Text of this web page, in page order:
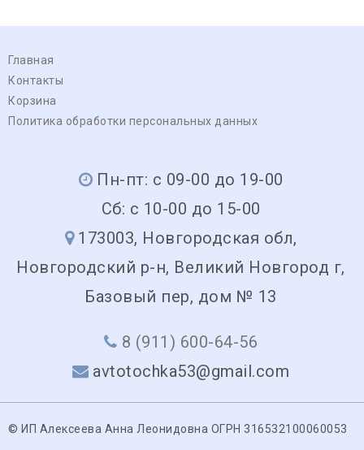
Главная
Контакты
Корзина
Политика обработки персональных данных
Пн-пт: с 09-00 до 19-00
Сб: с 10-00 до 15-00
173003, Новгородская обл,
Новгородский р-н, Великий Новгород г,
Базовый пер, дом № 13
8 (911) 600-64-56
avtotochka53@gmail.com
© ИП Алексеева Анна Леонидовна ОГРН 316532100060053